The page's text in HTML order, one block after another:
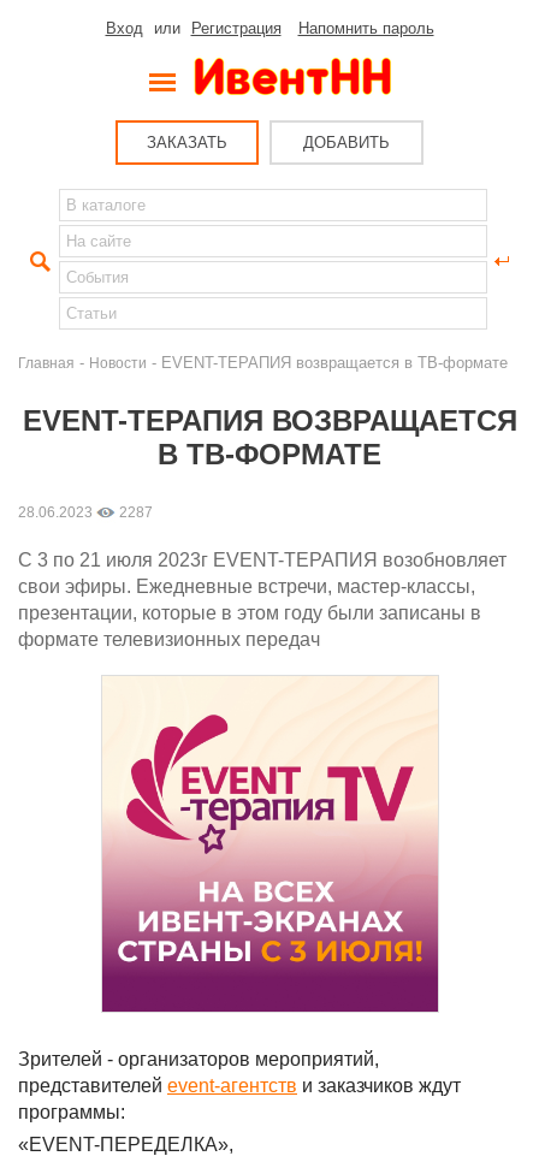
Вход или Регистрация Напомнить пароль
ЗАКАЗАТЬ ДОБАВИТЬ
Главная - Новости - EVENT-ТЕРАПИЯ возвращается в ТВ-формате
EVENT-ТЕРАПИЯ ВОЗВРАЩАЕТСЯ
В ТВ-ФОРМАТЕ
28.06.2023 2287
С 3 по 21 июля 2023г EVENT-ТЕРАПИЯ возобновляет
свои эфиры. Ежедневные встречи, мастер-классы,
презентации, которые в этом году были записаны в
формате телевизионных передач
Зрителей - организаторов мероприятий,
представителей event-агентств и заказчиков ждут
программы:
«EVENT-ПЕРЕДЕЛКА»,